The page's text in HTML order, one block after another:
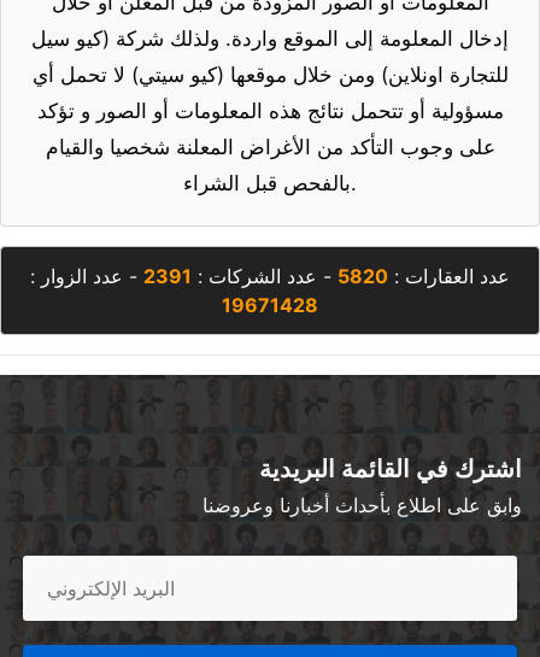
للتجارة اونلاين) ومن خلال موقعها (كيو سيتي) لا تحمل أي
مسؤولية أو تتحمل نتائج هذه المعلومات أو الصور و تؤكد
على وجوب التأكد من الأغراض المعلنة شخصيا والقيام
عدد العقارات :5820- عدد الشركات :2391- عدد الزوار :
19671428
اشترك في القائمة البريدية
وابق على اطلاع بأحداث أخبارنا وعروضنا
اشترك